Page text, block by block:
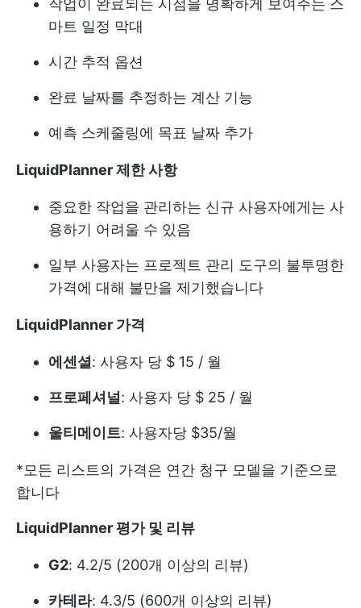
작업이 완료되는 시점을 명확하게 보여주는 스
마트 일정 막대
시간 추적 옵션
완료 날짜를 추정하는 계산 기능
예측 스케줄링에 목표 날짜 추가
LiquidPlanner 제한 사항
중요한 작업을 관리하는 신규 사용자에게는 사
용하기 어려울 수 있음
일부 사용자는 프로젝트 관리 도구의 불투명한
가격에 대해 불만을 제기했습니다
LiquidPlanner 가격
에센셜 : 사용자 당 $ 15 / 월
프로페셔널 : 사용자 당 $ 25 / 월
울티메이트: 사용자당 $35/월
*모든 리스트의 가격은 연간 청구 모델을 기준으로
합니다
LiquidPlanner 평가 및 리뷰
G2: 4.2/5 (200개 이상의 리뷰)
카테라: 4.3/5 (600개 이상의 리뷰)